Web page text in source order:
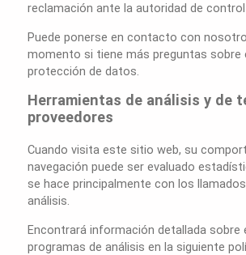
reclamación ante la autoridad de
Puede ponerse en contacto con
momento si tiene más preguntas sobre
protección de datos.
Herramientas de análisis y de
proveedores
Cuando visita este sitio web, su
navegación puede ser evaluado
se hace principalmente con los
análisis.
Encontrará información detallada sobre
programas de análisis en la siguiente